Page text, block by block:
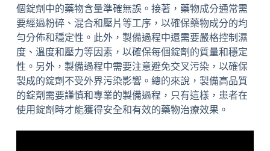
個錠劑中的藥物含量準確無誤。接著，藥物成分通常需
要經過粉碎、混合和壓片等工序，以確保藥物成分的均
勻分佈和穩定性。此外，製備過程中還需要嚴格控制濕
度、溫度和壓力等因素，以確保每個錠劑的質量和穩定
性。另外，製備過程中需要注意避免交叉污染，以確保
製成的錠劑不受外界污染影響。總的來說，製備高品質
的錠劑需要謹慎和專業的製備過程，只有這樣，患者在
使用錠劑時才能獲得安全和有效的藥物治療效果。